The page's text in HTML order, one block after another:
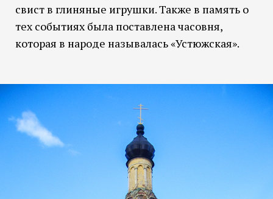
свист в глиняные игрушки. Также в память о
тех событиях была поставлена часовня,
которая в народе называлась «Устюжская».